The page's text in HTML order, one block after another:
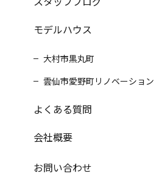
モデルハウス
大村市黒丸町
雲仙市愛野町リノベーション
よくある質問
会社概要
お問い合わせ